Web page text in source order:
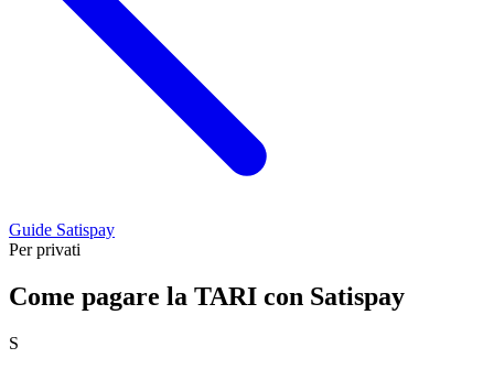
Guide Satispay
Per privati
Come pagare la TARI con Satispay
S